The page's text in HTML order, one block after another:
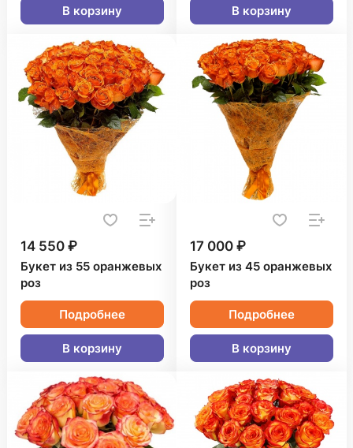
В корзину В корзину
14 550 ₽
Букет из 55 оранжевых
роз
Подробнее
В корзину
17 000 ₽
Букет из 45 оранжевых
роз
Подробнее
В корзину